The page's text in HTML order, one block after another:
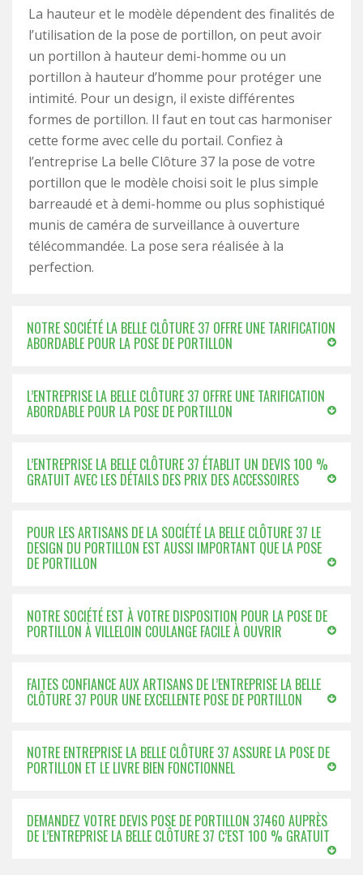
La hauteur et le modèle dépendent des finalités de
l’utilisation de la pose de portillon, on peut avoir
un portillon à hauteur demi-homme ou un
portillon à hauteur d’homme pour protéger une
intimité. Pour un design, il existe différentes
formes de portillon. Il faut en tout cas harmoniser
cette forme avec celle du portail. Confiez à
l’entreprise La belle Clôture 37 la pose de votre
portillon que le modèle choisi soit le plus simple
barreaudé et à demi-homme ou plus sophistiqué
munis de caméra de surveillance à ouverture
télécommandée. La pose sera réalisée à la
perfection.
NOTRE SOCIÉTÉ LA BELLE CLÔTURE 37 OFFRE UNE TARIFICATION
ABORDABLE POUR LA POSE DE PORTILLON
L’ENTREPRISE LA BELLE CLÔTURE 37 OFFRE UNE TARIFICATION
ABORDABLE POUR LA POSE DE PORTILLON
L’ENTREPRISE LA BELLE CLÔTURE 37 ÉTABLIT UN DEVIS 100 %
GRATUIT AVEC LES DÉTAILS DES PRIX DES ACCESSOIRES
POUR LES ARTISANS DE LA SOCIÉTÉ LA BELLE CLÔTURE 37 LE
DESIGN DU PORTILLON EST AUSSI IMPORTANT QUE LA POSE
DE PORTILLON
NOTRE SOCIÉTÉ EST À VOTRE DISPOSITION POUR LA POSE DE
PORTILLON À VILLELOIN COULANGE FACILE À OUVRIR
FAITES CONFIANCE AUX ARTISANS DE L’ENTREPRISE LA BELLE
CLÔTURE 37 POUR UNE EXCELLENTE POSE DE PORTILLON
NOTRE ENTREPRISE LA BELLE CLÔTURE 37 ASSURE LA POSE DE
PORTILLON ET LE LIVRE BIEN FONCTIONNEL
DEMANDEZ VOTRE DEVIS POSE DE PORTILLON 37460 AUPRÈS
DE L’ENTREPRISE LA BELLE CLÔTURE 37 C’EST 100 % GRATUIT